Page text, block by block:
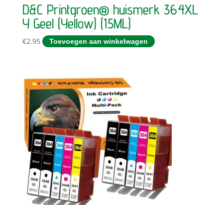
D&C Printgroen® huismerk 364XL
Y Geel (Yellow) (15ML)
€2.95 Toevoegen aan winkelwagen